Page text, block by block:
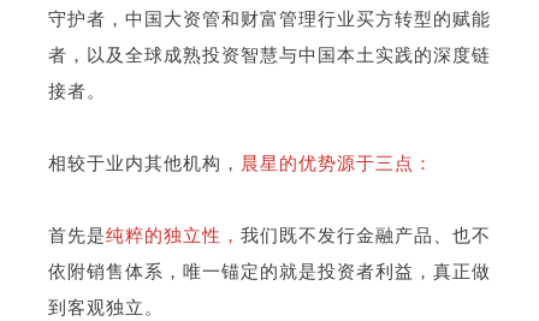
守护者，中国大资管和财富管理行业买方转型的赋能
者，以及全球成熟投资智慧与中国本土实践的深度链
接者。
相较于业内其他机构， 晨星的优势源于三点：
首先是纯粹的独立性， 我们既不发行金融产品、也不
依附销售体系，唯一锚定的就是投资者利益，真正做
到客观独立。